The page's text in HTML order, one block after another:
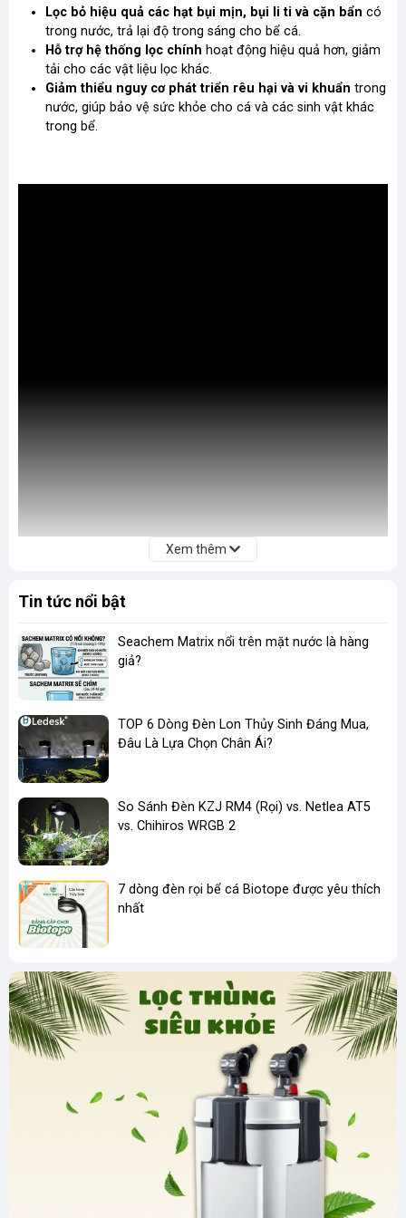
Lọc bỏ hiệu quả các hạt bụi mịn, bụi li ti và cặn bẩn có
trong nước, trả lại độ trong sáng cho bể cá.
Hỗ trợ hệ thống lọc chính hoạt động hiệu quả hơn, giảm
tải cho các vật liệu lọc khác.
Giảm thiểu nguy cơ phát triển rêu hại và vi khuẩn trong
nước, giúp bảo vệ sức khỏe cho cá và các sinh vật khác
trong bể.
Hiệu quả lọc bụi mịn cao:Loại bỏ đến 99% bụi mịn, vi
sinh vật và cặn bẩn trong nước.
Dễ dàng sử dụng:Chỉ cần đặt khăn lọc vào hệ thống lọc
hoặc khoang lọc của bể cá.
Tái sử dụng nhiều lần:
Sau khi sử dụng, bạn có thể giặt
sạch và tái sử dụng nhiều lần, giúp tiết kiệm chi phí.
An toàn cho cá và môi trường: Chất liệu an toàn, không
gây ảnh hưởng đến sức khỏe của cá và các sinh vật khác
Phù hợp với nhiều loại bể cá và hệ
thống lọc khác nhau.
là lựa chọn phù hợp nhất cho những ai
Xem thêm
Tin tức nổi bật
Seachem Matrix nổi trên mặt nước là hàng
giả?
TOP 6 Dòng Đèn Lon Thủy Sinh Đáng Mua,
Đâu Là Lựa Chọn Chân Ái?
So Sánh Đèn KZJ RM4 (Rọi) vs. Netlea AT5
vs. Chihiros WRGB 2
7 dòng đèn rọi bể cá Biotope được yêu thích
nhất